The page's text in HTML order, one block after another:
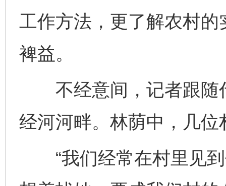
工作方法，更了解农村
裨益。
不经意间，记者跟随
经河河畔。林荫中，几
“我们经常在村里见到